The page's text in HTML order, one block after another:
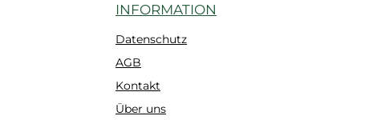
INFORMATION
Datenschutz
AGB
Kontakt
Über uns